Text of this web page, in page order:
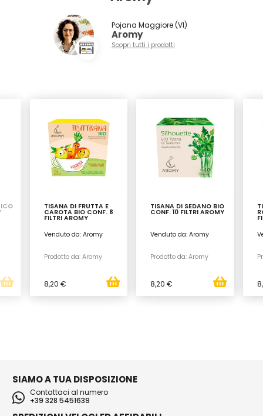
Pojana Maggiore (VI)
Aromy
Scopri tutti i prodotti
TISANA DI FRUTTA E
CAROTA BIO CONF. 8
FILTRI AROMY
Venduto da: Aromy
Prodotto da: Aromy
8,20 €
TISANA DI SEDANO BIO
CONF. 10 FILTRI AROMY
Venduto da: Aromy
Prodotto da: Aromy
8,20 €
SIAMO A TUA DISPOSIZIONE
Contattaci al numero
+39 328 5451639